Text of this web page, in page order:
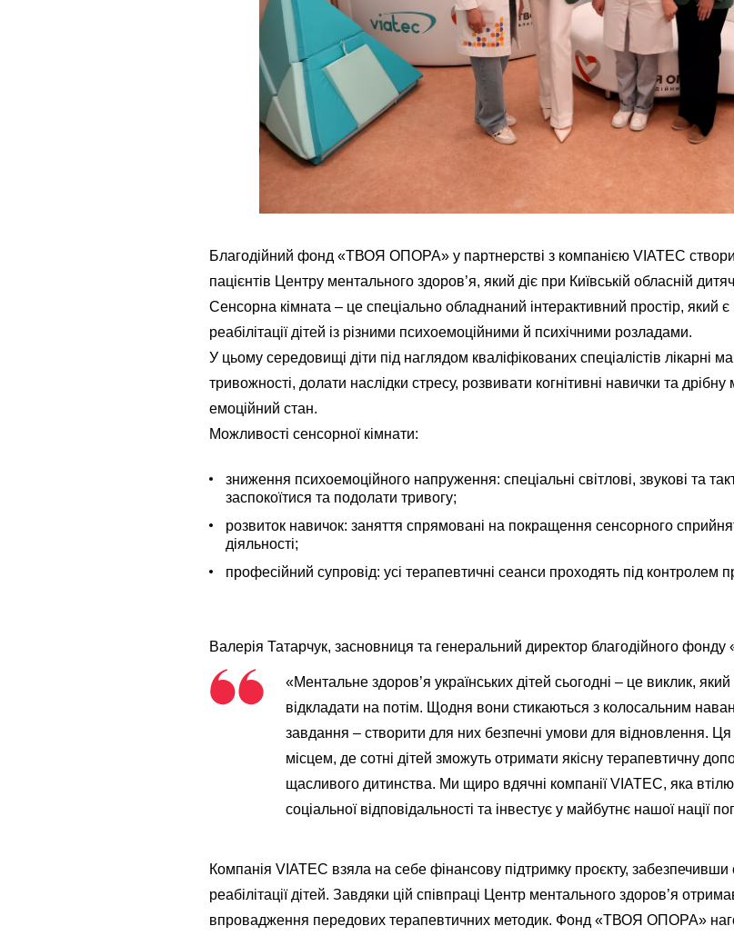
Благодійний фонд «ТВОЯ ОПОРА» у партнерстві з компанією VIATEC
пацієнтів Центру ментального здоров’я, який діє при Київській обласній
Сенсорна кімната – це спеціально обладнаний інтерактивний простір, який
реабілітації дітей із різними психоемоційними й психічними розладами.
У цьому середовищі діти під наглядом кваліфікованих спеціалістів лікарні
тривожності, долати наслідки стресу, розвивати когнітивні навички та дрібну
емоційний стан.
Можливості сенсорної кімнати:
зниження психоемоційного напруження: спеціальні світлові, звукові та
заспокоїтися та подолати тривогу;
розвиток навичок: заняття спрямовані на покращення сенсорного
діяльності;
професійний супровід: усі терапевтичні сеанси проходять під контролем
Валерія Татарчук, засновниця та генеральний директор благодійного
«Ментальне здоров’я українських дітей сьогодні – це виклик,
відкладати на потім. Щодня вони стикаються з колосальним
завдання – створити для них безпечні умови для відновлення.
місцем, де сотні дітей зможуть отримати якісну терапевтичну
щасливого дитинства. Ми щиро вдячні компанії VIATEC, яка
соціальної відповідальності та інвестує у майбутнє нашої нації
Компанія VIATEC взяла на себе фінансову підтримку проєкту,
реабілітації дітей. Завдяки цій співпраці Центр ментального здоров’я
впровадження передових терапевтичних методик. Фонд «ТВОЯ ОПОРА»